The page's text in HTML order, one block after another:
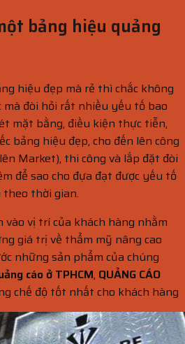
bảng hiệu quảng
hiệu đẹp mà rẻ thì chắc không
mà đòi hỏi rất nhiều yếu tố bao
mặt bằng, điều kiện thực tiễn,
bảng hiệu đẹp, cho đến lên công
Market), thi công và lắp đặt đòi
để sao cho đựa đạt được yếu tố
theo thời gian.
vị trí của khách hàng nhằm
giá trị về thẩm mỹ nâng cao
những sản phẩm của chúng
cáo ở TPHCM, QUẢNG CÁO
chế độ tốt nhất cho khách hàng